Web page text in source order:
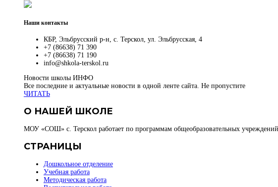
Наши контакты
КБР, Эльбрусский р-н, с. Терскол, ул. Эльбрусская, 4
+7 (86638) 71 390
+7 (86638) 71 190
info@shkola-terskol.ru
Новости школы ИНФО
Все последние и актуальные новости в одной ленте сайта. Не пропустите
ЧИТАТЬ
О НАШЕЙ ШКОЛЕ
МОУ «СОШ» с. Терскол работает по программам общеобразовательных
СТРАНИЦЫ
Дошкольное отделение
Учебная работа
Методическая работа